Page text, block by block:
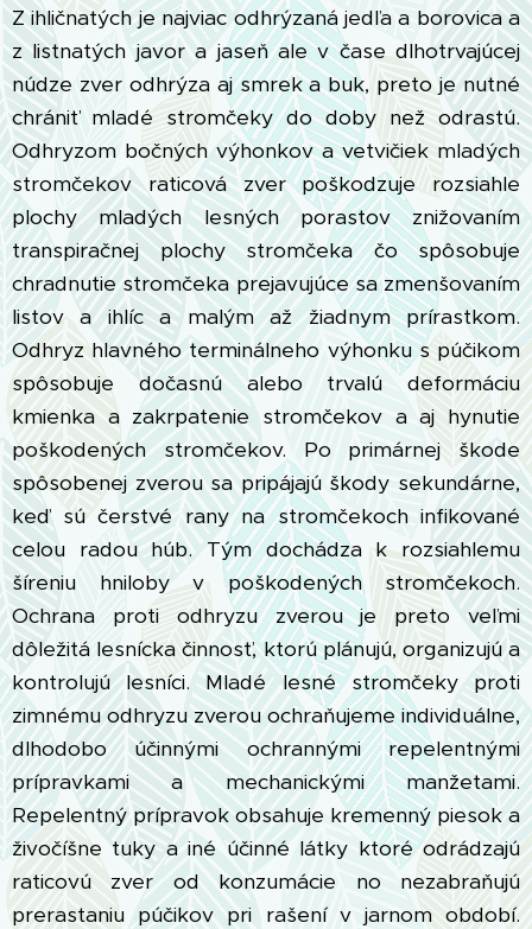
Z ihličnatých je najviac odhrýzaná jedľa a borovica a
z listnatých javor a jaseň ale v čase dlhotrvajúcej
núdze zver odhrýza aj smrek a buk, preto je nutné
chrániť mladé stromčeky do doby než odrastú.
Odhryzom bočných výhonkov a vetvičiek mladých
stromčekov raticová zver poškodzuje rozsiahle
plochy mladých lesných porastov znižovaním
transpiračnej plochy stromčeka čo spôsobuje
chradnutie stromčeka prejavujúce sa zmenšovaním
listov a ihlíc a malým až žiadnym prírastkom.
Odhryz hlavného terminálneho výhonku s púčikom
spôsobuje dočasnú alebo trvalú deformáciu
kmienka a zakrpatenie stromčekov a aj hynutie
poškodených stromčekov. Po primárnej škode
spôsobenej zverou sa pripájajú škody sekundárne,
keď sú čerstvé rany na stromčekoch infikované
celou radou húb. Tým dochádza k rozsiahlemu
šíreniu hniloby v poškodených stromčekoch.
Ochrana proti odhryzu zverou je preto veľmi
dôležitá lesnícka činnosť, ktorú plánujú, organizujú a
kontrolujú lesníci. Mladé lesné stromčeky proti
zimnému odhryzu zverou ochraňujeme individuálne,
dlhodobo účinnými ochrannými repelentnými
prípravkami a mechanickými manžetami.
Repelentný prípravok obsahuje kremenný piesok a
živočíšne tuky a iné účinné látky ktoré odrádzajú
raticovú zver od konzumácie no nezabraňujú
prerastaniu púčikov pri rašení v jarnom období.